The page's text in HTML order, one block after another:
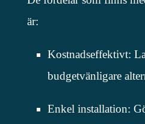
är:
Kostnadseffektivt:
budgetvänligare
Enkel installation: